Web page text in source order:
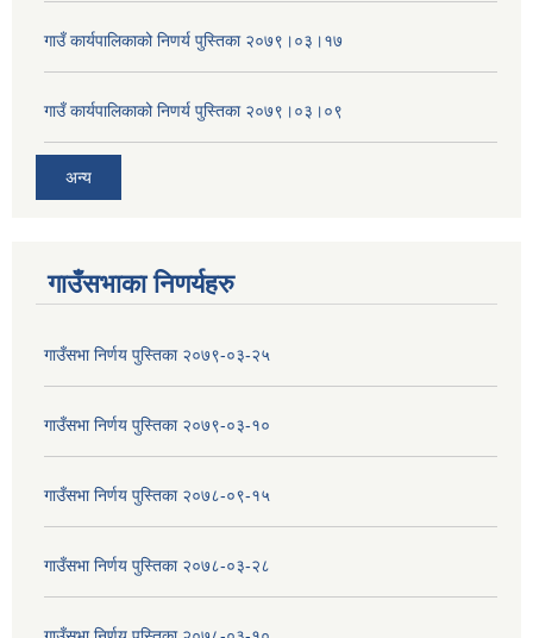
गाउँ कार्यपालिकाको निणर्य पुस्तिका २०७९।०३।१७
गाउँ कार्यपालिकाको निणर्य पुस्तिका २०७९।०३।०९
अन्य
गाउँसभाका निणर्यहरु
गाउँसभा निर्णय पुस्तिका २०७९-०३-२५
गाउँसभा निर्णय पुस्तिका २०७९-०३-१०
गाउँसभा निर्णय पुस्तिका २०७८-०९-१५
गाउँसभा निर्णय पुस्तिका २०७८-०३-२८